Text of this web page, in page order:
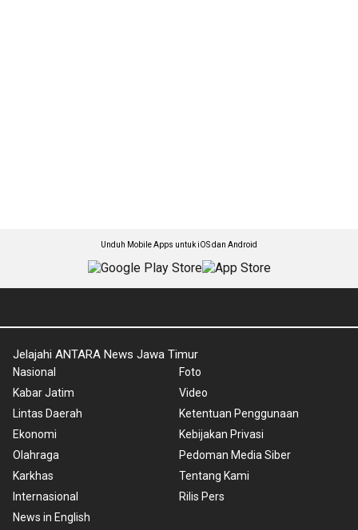
Unduh Mobile Apps untuk iOS dan Android
Jelajahi ANTARA News Jawa Timur
Nasional
Kabar Jatim
Lintas Daerah
Ekonomi
Olahraga
Karkhas
Internasional
News in English
Foto
Video
Ketentuan Penggunaan
Kebijakan Privasi
Pedoman Media Siber
Tentang Kami
Rilis Pers